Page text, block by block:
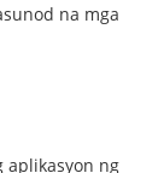
na mga
aplikasyon ng